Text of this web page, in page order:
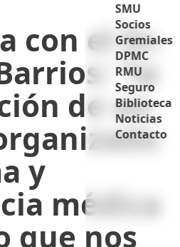
SMU
Socios
Gremiales
DPMC
RMU
Seguro
Biblioteca
Noticias
Contacto
con el Dr.
“la
de un
y
médica
que nos